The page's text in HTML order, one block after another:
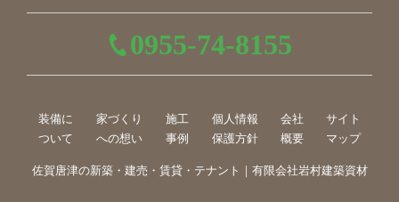
0955-74-8155
装備に
ついて
家づくり
への想い
施工
事例
個人情報
保護方針
会社
概要
サイト
マップ
佐賀唐津の新築・建売・賃貸・テナント｜有限会社岩村建築資材